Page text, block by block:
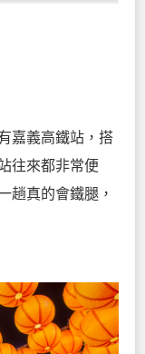
嘉義高鐵站，搭
往來都非常便
趟真的會鐵腿，